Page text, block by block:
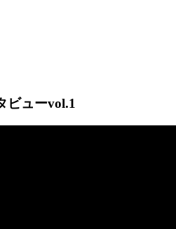
ビューvol.1